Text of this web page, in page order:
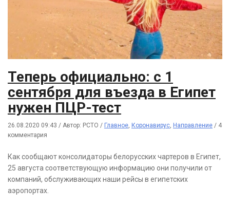
Теперь официально: с 1
сентября для въезда в Египет
нужен ПЦР-тест
26.08.2020 09:43 / Автор: РСТО / Главное, Коронавирус, Направление / 4
комментария
Как сообщают консолидаторы белорусских чартеров в Египет,
25 августа соответствующую информацию они получили от
компаний, обслуживающих наши рейсы в египетских
аэропортах.